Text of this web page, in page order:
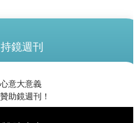
鏡週刊
意大意義
助鏡週刊！